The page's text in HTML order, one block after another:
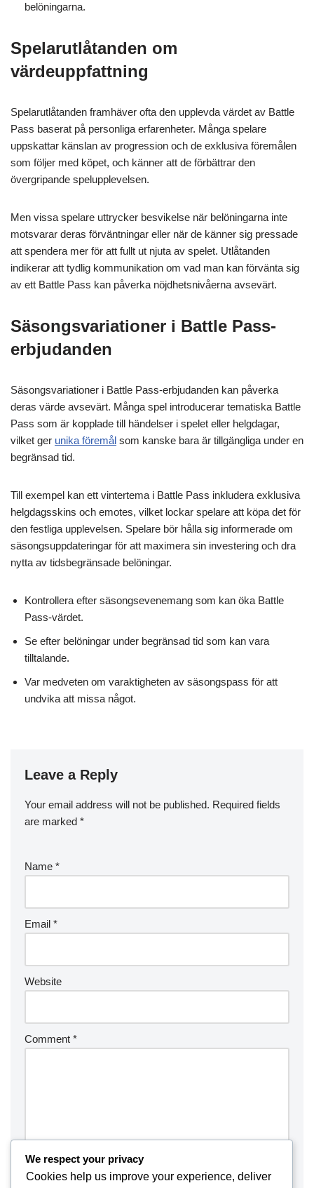
belöningarna.
Spelarutlåtanden om
värdeuppfattning
Spelarutlåtanden framhäver ofta den upplevda värdet av Battle
Pass baserat på personliga erfarenheter. Många spelare
uppskattar känslan av progression och de exklusiva föremålen
som följer med köpet, och känner att de förbättrar den
övergripande spelupplevelsen.
Men vissa spelare uttrycker besvikelse när belöningarna inte
motsvarar deras förväntningar eller när de känner sig pressade
att spendera mer för att fullt ut njuta av spelet. Utlåtanden
indikerar att tydlig kommunikation om vad man kan förvänta sig
av ett Battle Pass kan påverka nöjdhetsnivåerna avsevärt.
Säsongsvariationer i Battle Pass-
erbjudanden
Säsongsvariationer i Battle Pass-erbjudanden kan påverka
deras värde avsevärt. Många spel introducerar tematiska Battle
Pass som är kopplade till händelser i spelet eller helgdagar,
vilket ger unika föremål som kanske bara är tillgängliga under en
begränsad tid.
Till exempel kan ett vintertema i Battle Pass inkludera exklusiva
helgdagsskins och emotes, vilket lockar spelare att köpa det för
den festliga upplevelsen. Spelare bör hålla sig informerade om
säsongsuppdateringar för att maximera sin investering och dra
nytta av tidsbegränsade belöningar.
Kontrollera efter säsongsevenemang som kan öka Battle
Pass-värdet.
Se efter belöningar under begränsad tid som kan vara
tilltalande.
Var medveten om varaktigheten av säsongspass för att
undvika att missa något.
Leave a Reply
Your email address will not be published. Required fields
are marked *
Name *
Email *
Website
Comment *
We respect your privacy
Cookies help us improve your experience, deliver